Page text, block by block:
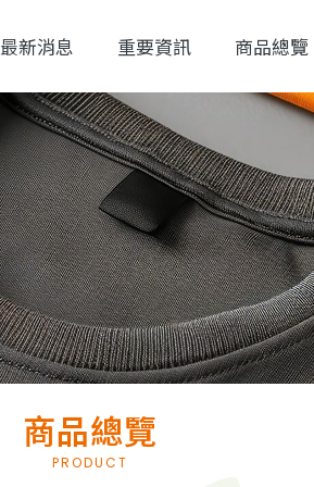
最新消息 商品總覽
重要資訊
商品總覽